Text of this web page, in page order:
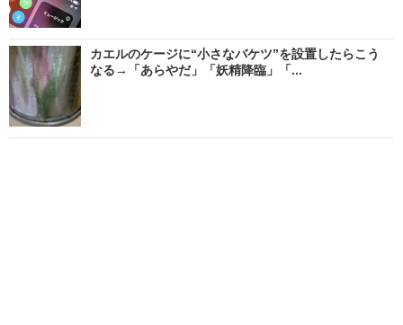
カエルのケージに“小さなバケツ”を設置したらこう
なる→「あらやだ」「妖精降臨」「...